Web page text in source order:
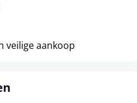
veilige aankoop